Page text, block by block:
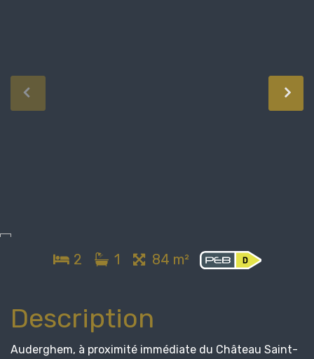
2 1 84 m²
Description
Auderghem, à proximité immédiate du Château Saint-